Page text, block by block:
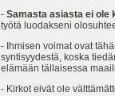
- Samasta asiasta ei ole
työtä luodakseni
- Ihmisen voimat ovat
syntisyydestä, koska
elämään tällaisessa
- Kirkot eivät ole